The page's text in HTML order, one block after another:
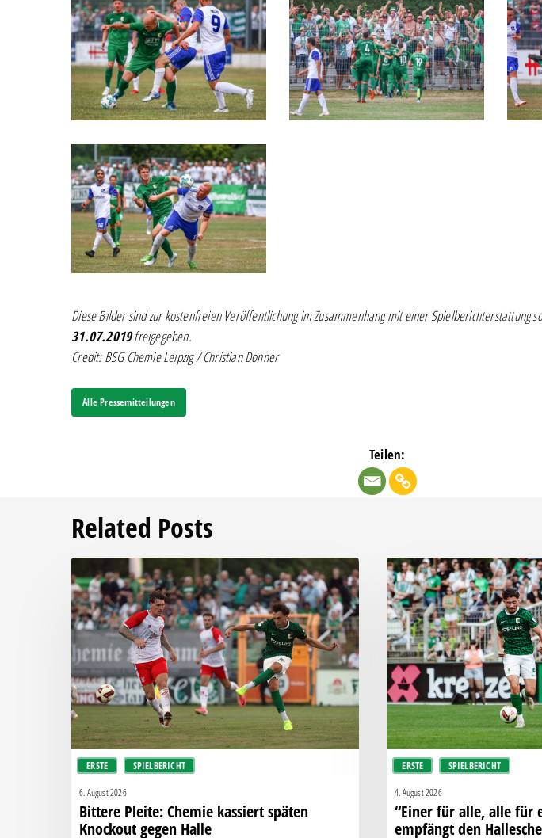
Wendschuch
nach-
1_0-
Alexander-
Bury
Bury-
zum-
1_0
Eric-
Berger
Diese Bilder sind zur kostenfreien Veröffentlichung im Zusammenhang mit einer Spielberichterstattung
31.07.2019freigegeben.
Credit: BSG Chemie Leipzig / Christian Donner
Alle Pressemitteilungen
Teilen:
Related Posts
ERSTE SPIELBERICHT
Bittere
Pleite:
Chemie
kassiert
späten
Knockout
gegen
Halle
6. August 2026
Bittere Pleite: Chemie kassiert späten
Knockout gegen Halle
ERSTE SPIELBERICHT
“Einer
für
alle,
alle
für
einen!”
–
Chemie
empfängt
den
Halleschen
FC4. August 2026
“Einer für alle, alle für
empfängt den